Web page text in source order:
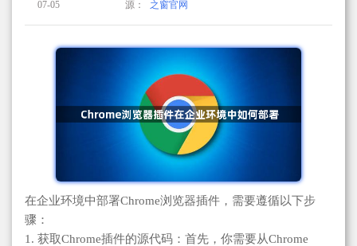
07-05
源：
之窗官网
在企业环境中部署Chrome浏览器插件，需要遵循以下步
骤：
1. 获取Chrome插件的源代码：首先，你需要从Chrome